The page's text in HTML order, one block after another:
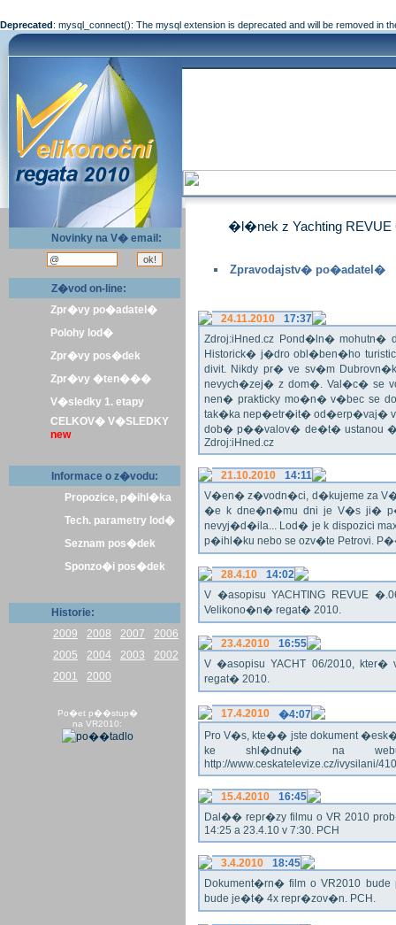
Deprecated: mysql_connect(): The mysql extension is deprecated and will be removed in
Novinky na V� email:
Z�vod on-line:
Zpr�vy po�adatel�
Polohy lod�
Zpr�vy pos�dek
Zpr�vy �ten���
V�sledky 1. etapy
CELKOV� V�SLEDKY
new
Informace o z�vodu:
Propozice, p�ihl�ka
Tech. parametry lod�
Seznam pos�dek
Sponzo�i pos�dek
Historie:
2009
2008 2007
2006
2005
2004 2003
2002
2001
2000
Po�et p��stup�
na VR2010:
�l�nek z Yachting REVUE
Zpravodajstv� po�adatel�
24.11.2010
17:37
Zdroj:iHned.cz Pond�ln�
Historick� j�dro obl�ben�ho
divit. Nikdy pr� ve sv�m
nevych�zej� z dom�. Val�c� se
nen� prakticky mo�n� v�bec se
tak�ka nep�etr�it� od�erp�vaj�
dob� p��valov� de�t� ustanou
Zdroj:iHned.cz
21.10.2010
14:11
V�en� z�vodn�ci, d�kujeme za V�
�e k dne�n�mu dni je V�s ji�
nevyj�d�ila... Lod� je k dispozici
p�ihl�ku nebo se ozv�te Petrovi.
28.4.10
14:02
V �asopisu YACHTING REVUE
Velikono�n� regat� 2010.
23.4.2010
16:55
V �asopisu YACHT 06/2010,
regat� 2010.
17.4.2010
�4:07
Pro V�s, kte�� jste dokument
ke shl�dnut� na
http://www.ceskatelevize.cz/ivysilani/
15.4.2010
16:45
Dal�� repr�zy filmu o VR 2010
14:25 a 23.4.10 v 7:30. PCH
3.4.2010
18:45
Dokument�rn� film o VR2010
bude je�t� 4x repr�zov�n. PCH.